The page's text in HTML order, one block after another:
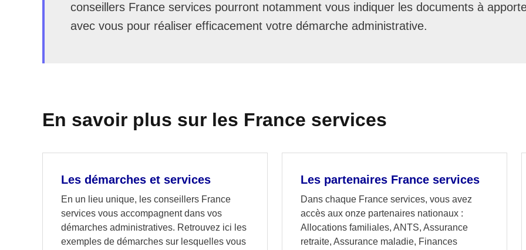
conseillers France services pourront notamment vous indiquer les documents à
avec vous pour réaliser efficacement votre démarche administrative.
En savoir plus sur les France services
Les démarches et services
En un lieu unique, les conseillers France
services vous accompagnent dans vos
démarches administratives. Retrouvez ici les
exemples de démarches sur lesquelles vous
Les partenaires France services
Dans chaque France services, vous avez
accès aux onze partenaires nationaux :
Allocations familiales, ANTS, Assurance
retraite, Assurance maladie, Finances